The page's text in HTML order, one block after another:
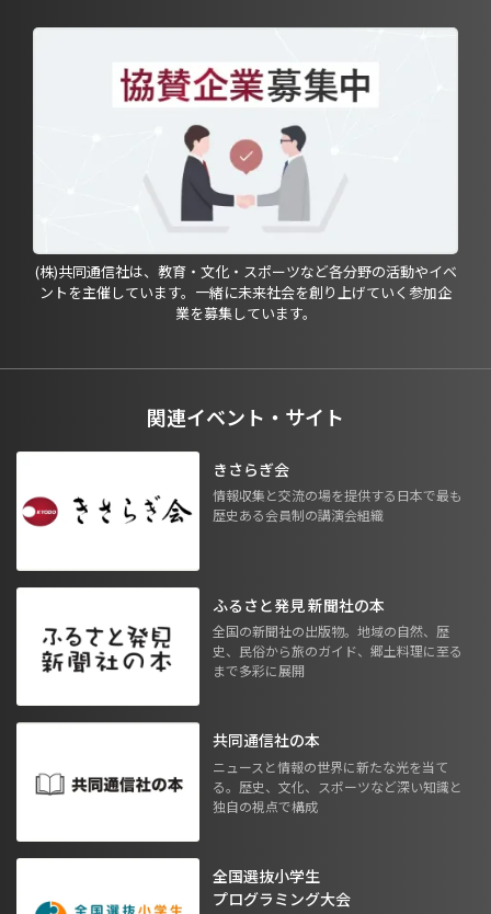
(株)共同通信社は、教育・文化・スポーツなど各分野の活動やイベ
ントを主催しています。一緒に未来社会を創り上げていく参加企
業を募集しています。
関連イベント・サイト
きさらぎ会
情報収集と交流の場を提供する日本で最も
歴史ある会員制の講演会組織
ふるさと発見 新聞社の本
全国の新聞社の出版物。地域の自然、歴
史、民俗から旅のガイド、郷土料理に至る
まで多彩に展開
共同通信社の本
ニュースと情報の世界に新たな光を当て
る。歴史、文化、スポーツなど深い知識と
独自の視点で構成
全国選抜小学生
プログラミング大会